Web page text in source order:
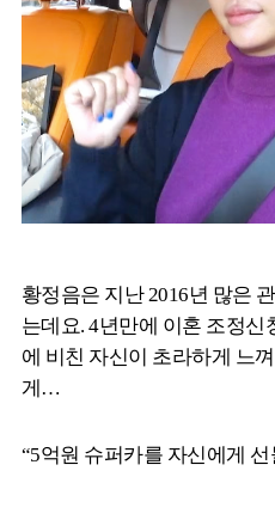
황정음은 지난 2016년 많은
는데요. 4년만에 이혼 조정
에 비친 자신이 초라하게 느
게…
“5억원 슈퍼카를 자신에게